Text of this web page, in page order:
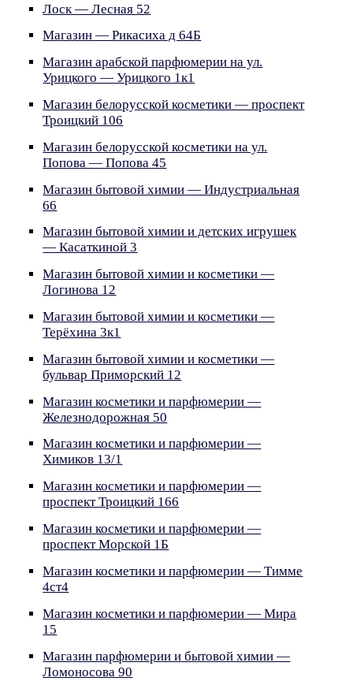
Лоск — Лесная 52
Магазин — Рикасиха д 64Б
Магазин арабской парфюмерии на ул.
Урицкого — Урицкого 1к1
Магазин белорусской косметики — проспект
Троицкий 106
Магазин белорусской косметики на ул.
Попова — Попова 45
Магазин бытовой химии — Индустриальная
66
Магазин бытовой химии и детских игрушек
— Касаткиной 3
Магазин бытовой химии и косметики —
Логинова 12
Магазин бытовой химии и косметики —
Терёхина 3к1
Магазин бытовой химии и косметики —
бульвар Приморский 12
Магазин косметики и парфюмерии —
Железнодорожная 50
Магазин косметики и парфюмерии —
Химиков 13/1
Магазин косметики и парфюмерии —
проспект Троицкий 166
Магазин косметики и парфюмерии —
проспект Морской 1Б
Магазин косметики и парфюмерии — Тимме
4ст4
Магазин косметики и парфюмерии — Мира
15
Магазин парфюмерии и бытовой химии —
Ломоносова 90